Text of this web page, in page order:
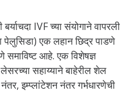
IVF च्या संयोगाने वापरली
पेलुसिडा) एक लहान छिद्र पाडणे
समाविष्ट आहे. एक विशेषज्ञ
सहाय्याने बाहेरील शेल
इम्प्लांटेशन नंतर गर्भधारणेची